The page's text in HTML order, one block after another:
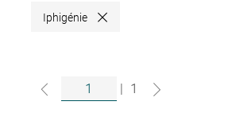
Iphigénie Close
| 1